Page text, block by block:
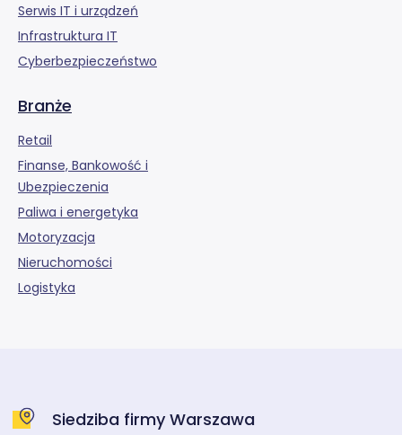
Serwis IT i urządzeń
Infrastruktura IT
Cyberbezpieczeństwo
Branże
Retail
Finanse, Bankowość i
Ubezpieczenia
Paliwa i energetyka
Motoryzacja
Nieruchomości
Logistyka
Siedziba firmy Warszawa